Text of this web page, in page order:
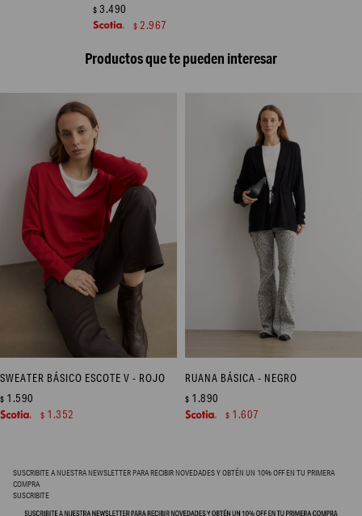
$ 3.490
$ 2.967
Productos que te pueden interesar
SWEATER BÁSICO ESCOTE V - ROJO
$ 1.590
$ 1.352
RUANA BÁSICA - NEGRO
$ 1.890
$ 1.607
SUSCRIBITE A NUESTRA NEWSLETTER PARA RECIBIR NOVEDADES Y OBTÉN UN 10% OFF EN TU PRIMERA
COMPRA
SUSCRIBITE